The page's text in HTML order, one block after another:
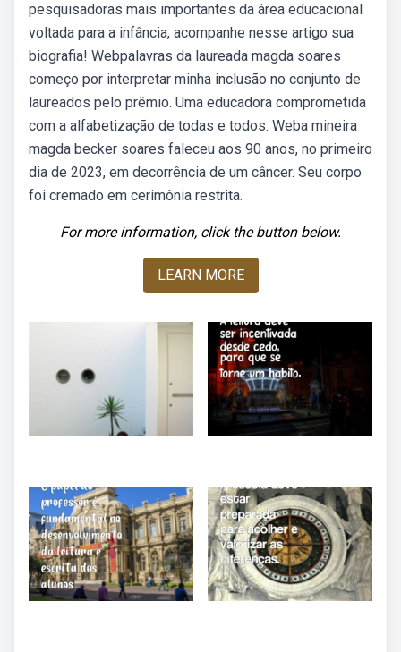
pesquisadoras mais importantes da área educacional
voltada para a infância, acompanhe nesse artigo sua
biografia! Webpalavras da laureada magda soares
começo por interpretar minha inclusão no conjunto de
laureados pelo prêmio. Uma educadora comprometida
com a alfabetização de todas e todos. Weba mineira
magda becker soares faleceu aos 90 anos, no primeiro
dia de 2023, em decorrência de um câncer. Seu corpo
foi cremado em cerimônia restrita.
For more information, click the button below.
LEARN MORE